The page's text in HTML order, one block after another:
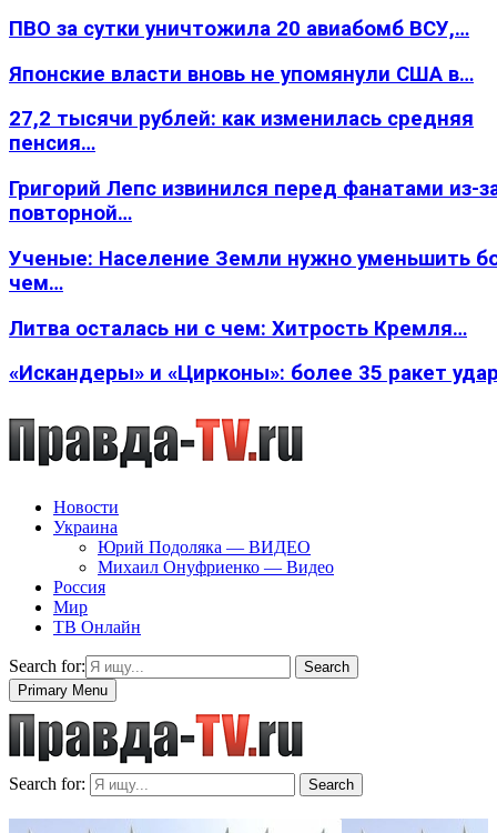
ПВО за сутки уничтожила 20 авиабомб ВСУ,…
Японские власти вновь не упомянули США в…
27,2 тысячи рублей: как изменилась средняя
пенсия…
Григорий Лепс извинился перед фанатами из-
повторной…
Ученые: Население Земли нужно уменьшить
чем…
Литва осталась ни с чем: Хитрость Кремля…
«Искандеры» и «Цирконы»: более 35 ракет
Новости
Украина
Юрий Подоляка — ВИДЕО
Михаил Онуфриенко — Видео
Россия
Мир
ТВ Онлайн
Search for:
Search
Primary Menu
Search for: Search